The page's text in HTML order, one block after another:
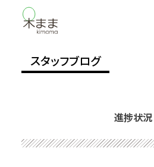
スタッフブログ
進捗状況